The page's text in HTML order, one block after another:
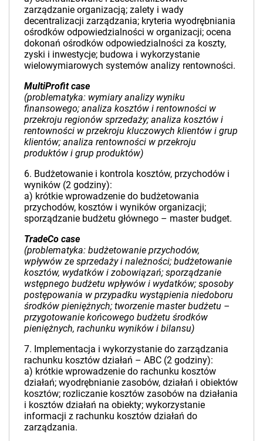
zarządzanie organizacją; zalety i wady
decentralizacji zarządzania; kryteria wyodrębniania
ośrodków odpowiedzialności w organizacji; ocena
dokonań ośrodków odpowiedzialności za koszty,
zyski i inwestycje; budowa i wykorzystanie
wielowymiarowych systemów analizy rentowności.
MultiProfit case
(problematyka: wymiary analizy wyniku
finansowego; analiza kosztów i rentowności w
przekroju regionów sprzedaży; analiza kosztów i
rentowności w przekroju kluczowych klientów i grup
klientów; analiza rentowności w przekroju
produktów i grup produktów)
6. Budżetowanie i kontrola kosztów, przychodów i
wyników (2 godziny):
a) krótkie wprowadzenie do budżetowania
przychodów, kosztów i wyników organizacji;
sporządzanie budżetu głównego – master budget.
TradeCo case
(problematyka: budżetowanie przychodów,
wpływów ze sprzedaży i należności; budżetowanie
kosztów, wydatków i zobowiązań; sporządzanie
wstępnego budżetu wpływów i wydatków; sposoby
postępowania w przypadku wystąpienia niedoboru
środków pieniężnych; tworzenie master budżetu –
przygotowanie końcowego budżetu środków
pieniężnych, rachunku wyników i bilansu)
7. Implementacja i wykorzystanie do zarządzania
rachunku kosztów działań – ABC (2 godziny):
a) krótkie wprowadzenie do rachunku kosztów
działań; wyodrębnianie zasobów, działań i obiektów
kosztów; rozliczanie kosztów zasobów na działania
i kosztów działań na obiekty; wykorzystanie
informacji z rachunku kosztów działań do
zarządzania.